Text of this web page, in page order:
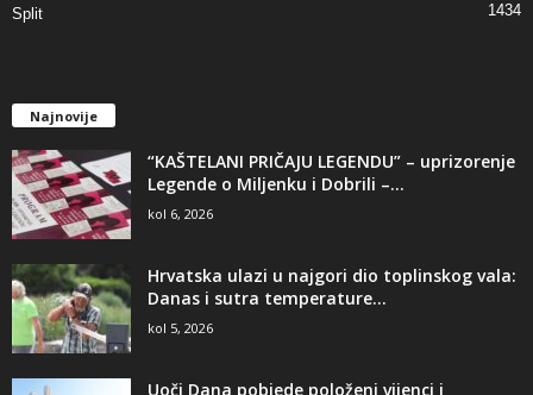
Split 1434
Najnovije
“KAŠTELANI PRIČAJU LEGENDU” – uprizorenje
Legende o Miljenku i Dobrili –...
kol 6, 2026
Hrvatska ulazi u najgori dio toplinskog vala:
Danas i sutra temperature...
kol 5, 2026
Uoči Dana pobjede položeni vijenci i